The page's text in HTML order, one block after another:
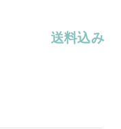
送料込み